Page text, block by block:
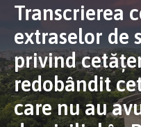
Transcrierea
extraselor de
privind
redobândit
care nu au